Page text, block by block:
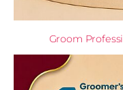
Groom